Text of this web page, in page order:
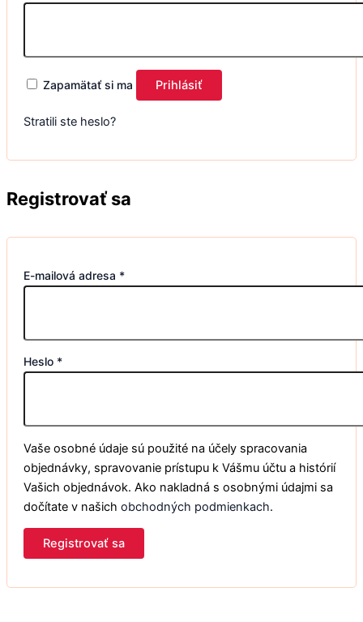
Zapamätať si ma Prihlásiť
Stratili ste heslo?
Registrovať sa
E-mailová adresa *
Heslo *
Vaše osobné údaje sú použité na účely spracovania
objednávky, spravovanie prístupu k Vášmu účtu a histórií
Vašich objednávok. Ako nakladná s osobnými údajmi sa
dočítate v našich obchodných podmienkach.
Registrovať sa